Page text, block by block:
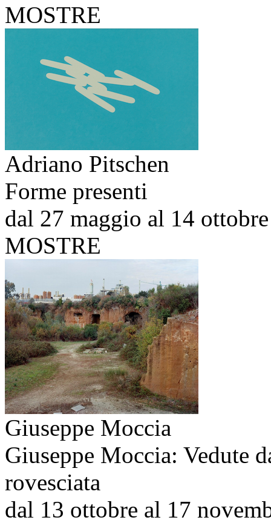
MOSTRE
Adriano Pitschen
Forme presenti
dal 27 maggio al 14
MOSTRE
Giuseppe Moccia
Giuseppe Moccia: Vedute
rovesciata
dal 13 ottobre al 17